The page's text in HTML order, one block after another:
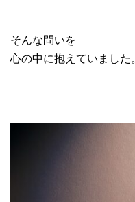
そんな問いを
心の中に抱えていました。